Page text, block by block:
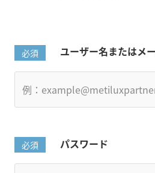
ユーザー名またはメ
パスワード